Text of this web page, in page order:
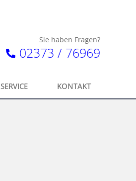
Sie haben Fragen?
02373 / 76969
SERVICE KONTAKT